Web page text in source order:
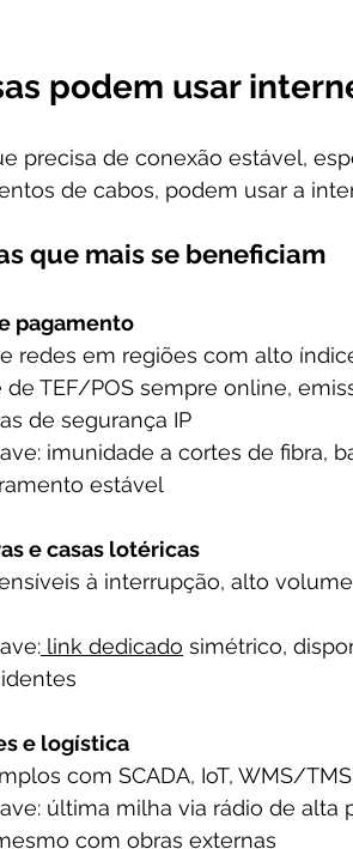
podem usar
precisa de conexão estável,
de cabos, podem usar a
que mais se beneficiam
pagamento
redes em regiões com alto
de TEF/POS sempre online,
de segurança IP
imunidade a cortes de fibra,
estável
e casas lotéricas
à interrupção, alto
link dedicado simétrico,
e logística
com SCADA, IoT, WMS/
última milha via rádio de alta
com obras externas